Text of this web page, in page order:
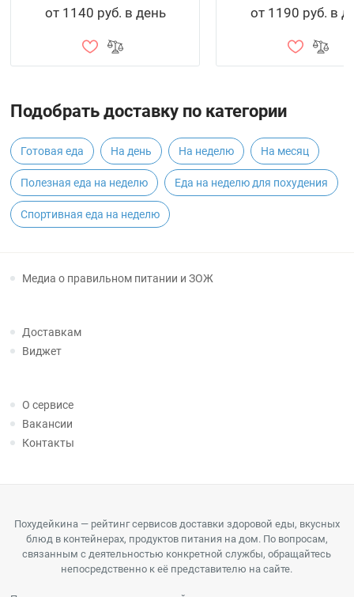
от 1140 руб. в день от 1190 руб. в
Подобрать доставку по категории
Готовая еда На день На неделю На месяц
Полезная еда на неделю Еда на неделю для похудения
Спортивная еда на неделю
Медиа о правильном питании и ЗОЖ
Доставкам
Виджет
О сервисе
Вакансии
Контакты
Похудейкина — рейтинг сервисов доставки здоровой еды, вкусных
блюд в контейнерах, продуктов питания на дом. По вопросам,
связанным с деятельностью конкретной службы, обращайтесь
непосредственно к её представителю на сайте.